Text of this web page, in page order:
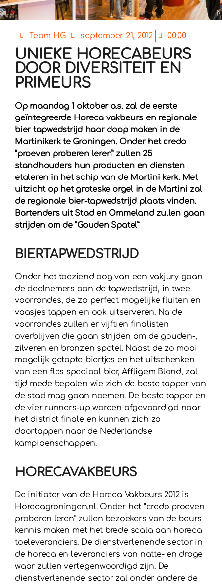
Team HG september 21, 2012 00:00
UNIEKE HORECABEURS
DOOR DIVERSITEIT EN
PRIMEURS
Op maandag 1 oktober a.s. zal de eerste
geïntegreerde Horeca vakbeurs en regionale
bier tapwedstrijd haar doop maken in de
Martinikerk te Groningen. Onder het credo
“proeven proberen leren” zullen 25
standhouders hun producten en diensten
etaleren in het schip van de Martini kerk. Met
uitzicht op het groteske orgel in de Martini zal
de regionale bier-tapwedstrijd plaats vinden.
Bartenders uit Stad en Ommeland zullen gaan
strijden om de “Gouden Spatel”
BIERTAPWEDSTRIJD
Onder het toeziend oog van een vakjury gaan
de deelnemers aan de tapwedstrijd, in twee
voorrondes, de zo perfect mogelijke fluiten en
vaasjes tappen en ook uitserveren. Na de
voorrondes zullen er vijftien finalisten
overblijven die gaan strijden om de gouden-,
zilveren en bronzen spatel. Naast de zo mooi
mogelijk getapte biertjes en het uitschenken
van een fles speciaal bier, Affligem Blond, zal
tijd mede bepalen wie zich de beste tapper van
de stad mag gaan noemen. De beste tapper en
de vier runners-up worden afgevaardigd naar
het district finale en kunnen zich zo
doortappen naar de Nederlandse
kampioenschappen.
HORECAVAKBEURS
De initiator van de Horeca Vakbeurs 2012 is
Horecagroningen.nl. Onder het “credo proeven
proberen leren” zullen bezoekers van de beurs
kennis maken met het brede scala aan horeca
toeleveranciers. De dienstverlenende sector in
de horeca en leveranciers van natte- en droge
waar zullen vertegenwoordigd zijn. De
dienstverlenende sector zal onder andere de